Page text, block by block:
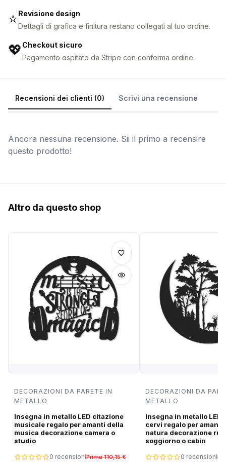
⭐Revisione design
Dettagli di grafica e finitura restano collegati al tuo ordine.
💖 Checkout sicuro
Pagamento ospitato da Stripe con conferma ordine.
Recensioni dei clienti (0) Scrivi una recensione
Ancora nessuna recensione. Sii il primo a recensire
questo prodotto!
Altro da questo shop
DECORAZIONI DA PARETE IN
METALLO
Insegna in metallo LED citazione
musicale regalo per amanti della
musica decorazione camera o
studio
0 recensioniPrima 110,15 €
DECORAZIONI DA
METALLO
Insegna in metallo LED
cervi regalo per amanti
natura decorazione
soggiorno o cabin
0 recensioni